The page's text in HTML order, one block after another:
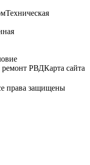
Техническая
ремонт РВДКарта сайта
права защищены